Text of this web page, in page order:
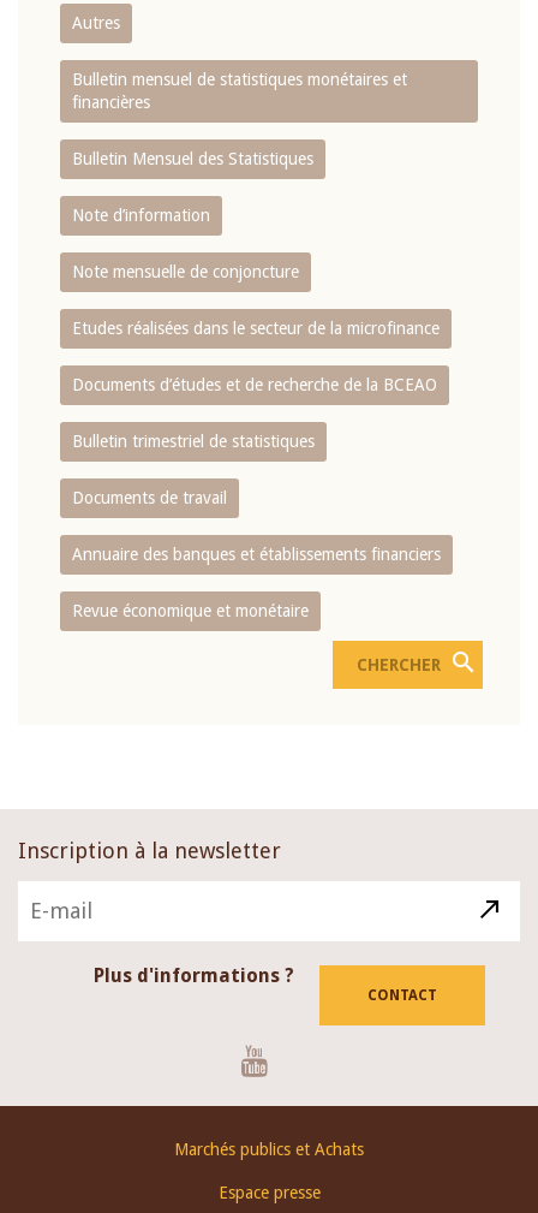
Autres
Bulletin mensuel de statistiques monétaires et
financières
Bulletin Mensuel des Statistiques
Note d’information
Note mensuelle de conjoncture
Etudes réalisées dans le secteur de la microfinance
Documents d’études et de recherche de la BCEAO
Bulletin trimestriel de statistiques
Documents de travail
Annuaire des banques et établissements financiers
Revue économique et monétaire
Inscription à la newsletter
Plus d'informations ?
CONTACT
Marchés publics et Achats
Espace presse